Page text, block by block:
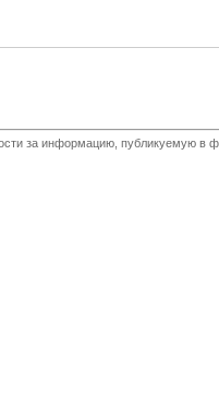
за информацию, публикуемую